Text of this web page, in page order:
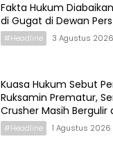
Fakta Hukum
di Gugat di Dewan Pers
#Headline 3 Agustus 2026
Kuasa Hukum Sebut
Ruksamin Prematur,
Crusher Masih Bergulir
#Headline 1 Agustus 2026